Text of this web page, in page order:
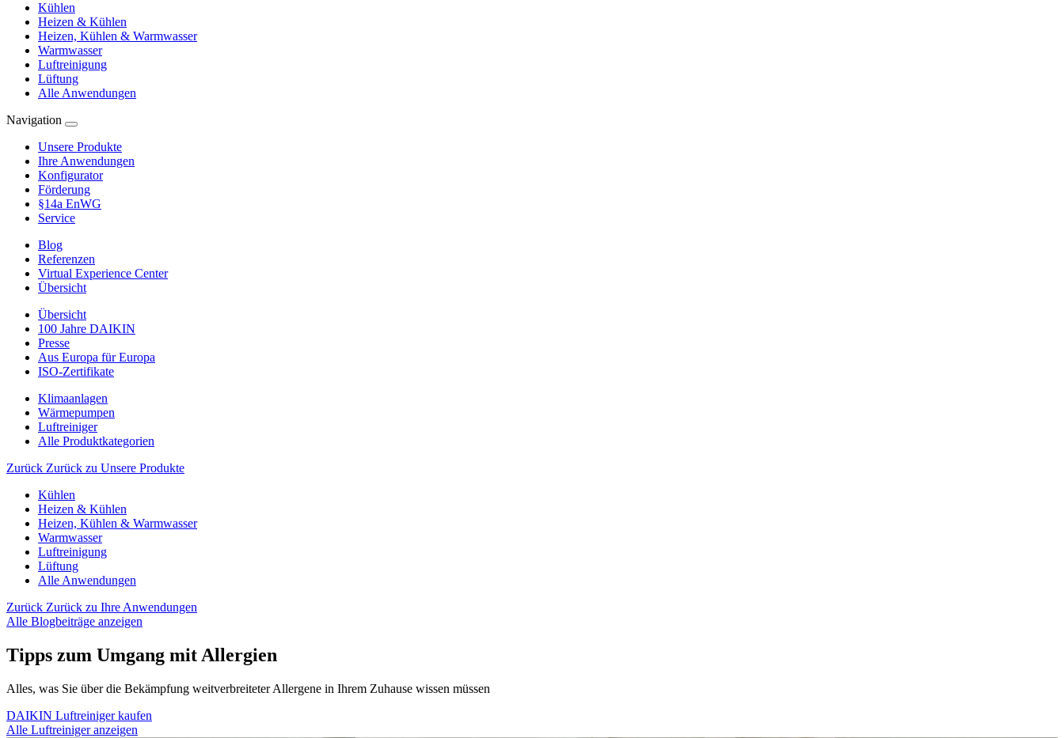
Kühlen
Heizen & Kühlen
Heizen, Kühlen & Warmwasser
Warmwasser
Luftreinigung
Lüftung
Alle Anwendungen
Navigation
Unsere Produkte
Ihre Anwendungen
Konfigurator
Förderung
§14a EnWG
Service
Blog
Referenzen
Virtual Experience Center
Übersicht
Übersicht
100 Jahre DAIKIN
Presse
Aus Europa für Europa
ISO-Zertifikate
Klimaanlagen
Wärmepumpen
Luftreiniger
Alle Produktkategorien
Zurück Zurück zu Unsere Produkte
Kühlen
Heizen & Kühlen
Heizen, Kühlen & Warmwasser
Warmwasser
Luftreinigung
Lüftung
Alle Anwendungen
Zurück Zurück zu Ihre Anwendungen
Alle Blogbeiträge anzeigen
Tipps zum Umgang mit Allergien
Alles, was Sie über die Bekämpfung weitverbreiteter Allergene in Ihrem Zuhause wissen müssen
DAIKIN Luftreiniger kaufen
Alle Luftreiniger anzeigen